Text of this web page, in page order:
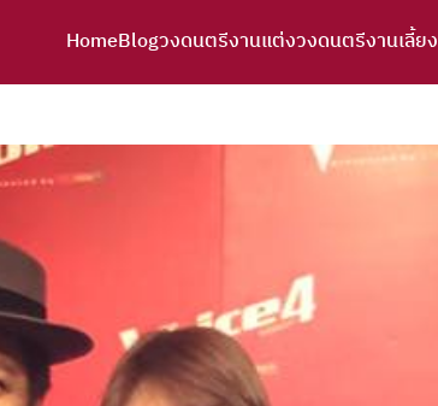
HomeBlogวงดนตรีงานแต่งวงดนตรีงานเลี้ยง